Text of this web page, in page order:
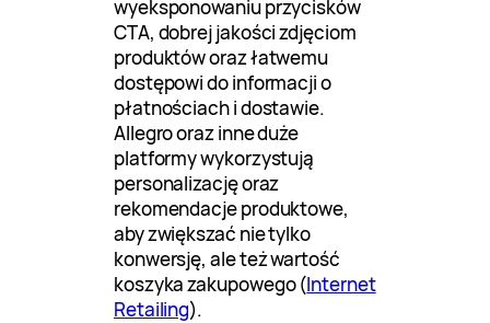
wyeksponowaniu przycisków
CTA, dobrej jakości zdjęciom
produktów oraz łatwemu
dostępowi do informacji o
płatnościach i dostawie.
Allegro oraz inne duże
platformy wykorzystują
personalizację oraz
rekomendacje produktowe,
aby zwiększać nie tylko
konwersję, ale też wartość
koszyka zakupowego (Internet
Retailing).